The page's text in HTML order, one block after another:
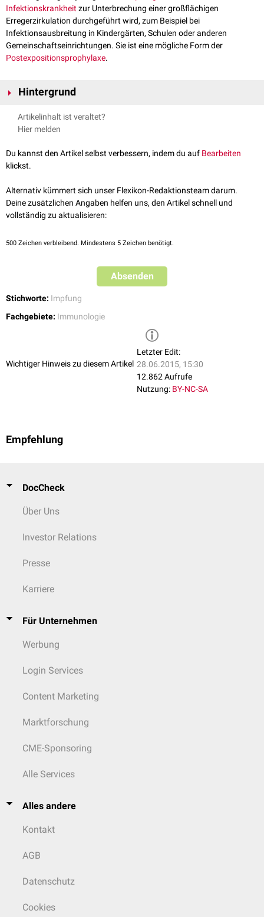
Infektionskrankheitzur Unterbrechung einer großflächigen
Erregerzirkulation durchgeführt wird, zum Beispiel bei
Infektionsausbreitung in Kindergärten, Schulen oder anderen
Gemeinschaftseinrichtungen. Sie ist eine mögliche Form der
Postexpositionsprophylaxe.
Hintergrund
Die Riegelungsimpfungen schützen teils vor Ausbruch der Infektion bei
bereits Infizierten und ermöglichen bei noch nicht infizierten Personen
Notwendigkeit von Riegelungsimpfungen tritt vor allem dann auf, wenn
aufgrund von mangelnder Durchimpfungsrate (z.B. durch
Riegelungsimpfungen sind bei einigen Infektionen bis zu mehreren Tagen
nach der Exposition möglich, u.a. bei Masern, Mumps,Varizellen
Meningokokken ,Polio,Hepatitis A
Artikelinhalt ist veraltet?
Hier melden
Du kannst den Artikel selbst verbessern, indem du auf Bearbeiten
klickst.
Alternativ kümmert sich unser Flexikon-Redaktionsteam darum.
Deine zusätzlichen Angaben helfen uns, den Artikel schnell und
vollständig zu aktualisieren:
500 Zeichen verbleibend. Mindestens 5 Zeichen benötigt.
Absenden
Stichworte: Impfung
Fachgebiete: Immunologie
Wichtiger Hinweis zu diesem Artikel
Letzter Edit:
28.06.2015, 15:30
12.862 Aufrufe
Nutzung: BY-NC-SA
Empfehlung
DocCheck
Über Uns
Investor Relations
Presse
Karriere
Für Unternehmen
Werbung
Login Services
Content Marketing
Marktforschung
CME-Sponsoring
Alle Services
Alles andere
Kontakt
AGB
Datenschutz
Cookies